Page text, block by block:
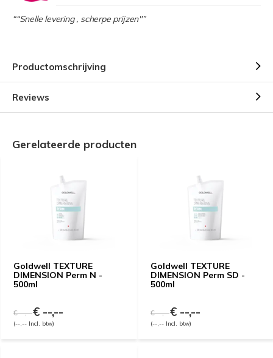
““Snelle levering , scherpe prijzen"”
Productomschrijving
Reviews
Gerelateerde producten
Goldwell TEXTURE
DIMENSION Perm N -
500ml
€ --,--€ --,--
(--,-- Incl. btw)
Goldwell TEXTURE
DIMENSION Perm SD -
500ml
€ --,--€ --,--
(--,-- Incl. btw)